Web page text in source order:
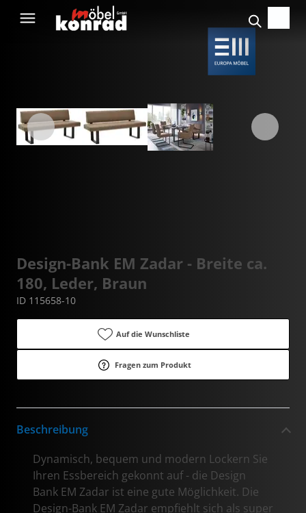
Design-Bank EM Zadar - Breite ca.
180, Leder, Braun
ID 115658-10
Auf die Wunschliste
Fragen zum Produkt
Beschreibung
Dynamisch, bequem und modern Lockern Sie
Ihren Essbereich gekonnt auf - die Design
Bank EM Zadar ist eine gute Möglichkeit. Die
Design-Bank EM Zadar empfiehlt sich als super